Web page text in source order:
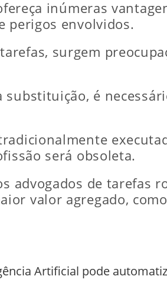
inúmeras
perigos envolvidos.
surgem
é
será obsoleta.
advogados de
valor agregado,
Artificial pode